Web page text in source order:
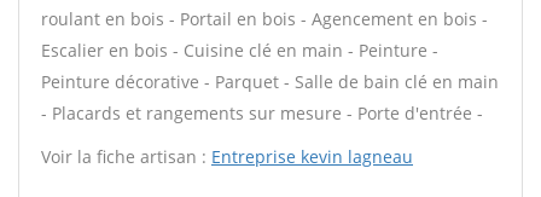
roulant en bois - Portail en bois - Agencement en bois -
Escalier en bois - Cuisine clé en main - Peinture -
Peinture décorative - Parquet - Salle de bain clé en main
- Placards et rangements sur mesure - Porte d'entrée -
Voir la fiche artisan : Entreprise kevin lagneau